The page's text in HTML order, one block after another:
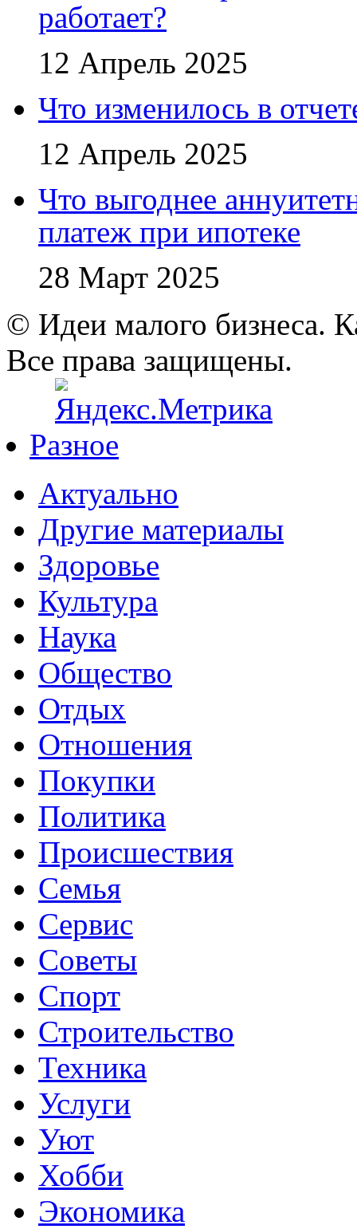
работает?
12 Апрель 2025
Что изменилось в
12 Апрель 2025
Что выгоднее
платеж при ипотеке
28 Март 2025
© Идеи малого бизнеса.
Все права защищены.
Разное
Актуально
Другие материалы
Здоровье
Культура
Наука
Общество
Отдых
Отношения
Покупки
Политика
Происшествия
Семья
Сервис
Советы
Спорт
Строительство
Техника
Услуги
Уют
Хобби
Экономика